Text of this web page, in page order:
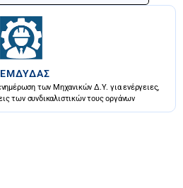
ΕΜΔΥΔΑΣ
των Μηχανικών Δ.Υ. για ενέργειες,
των συνδικαλιστικών τους οργάνων